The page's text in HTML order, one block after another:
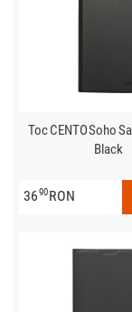
Toc CENTO Soho
Black
3690RON